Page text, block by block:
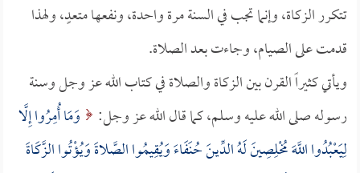
تتكرر الزكاة، وإنما تجب في السنة مرة واحدة، ونفعها متعدٍ، ولهذا
قدمت على الصيام، وجاءت بعد الصلاة.
ويأتي كثيراً القرن بين الزكاة والصلاة في كتاب الله عز وجل وسنة
رسوله صلى الله عليه وسلم، كما قال الله عز وجل:
وَمَا أُمِرُوا إِلَّا
لِيَعْبُدُوا اللَّهَ مُخْلِصِينَ لَهُ الدِّينَ حُنَفَاءَ وَيُقِيمُوا الصَّلاةَ وَيُؤْتُوا الزَّكَاةَ